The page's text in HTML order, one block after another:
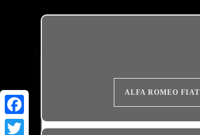
ALFA ROMEO FIAT